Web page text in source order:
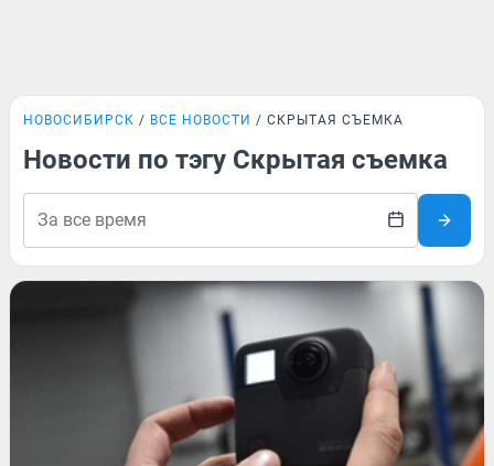
НОВОСИБИРСК ВСЕ НОВОСТИ СКРЫТАЯ СЪЕМКА
Новости по тэгу Скрытая съемка